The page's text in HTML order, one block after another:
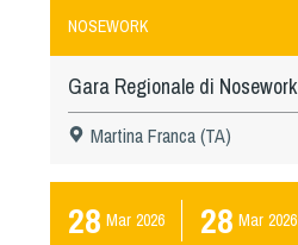
NOSEWORK
Gara Regionale di Nosework
Martina Franca (TA)
28 Mar 2026 28 Mar 2026